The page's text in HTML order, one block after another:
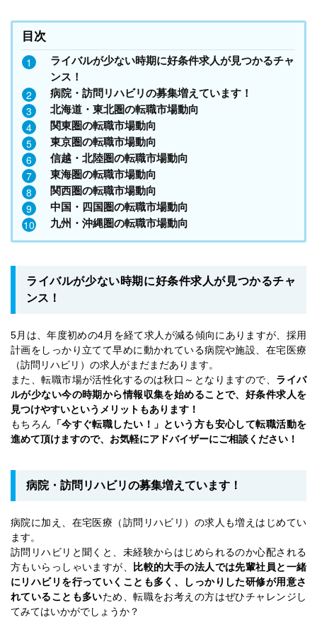
目次
ライバルが少ない時期に好条件求人が見つかるチャ
ンス！
病院・訪問リハビリの募集増えています！
北海道・東北圏の転職市場動向
関東圏の転職市場動向
東京圏の転職市場動向
信越・北陸圏の転職市場動向
東海圏の転職市場動向
関西圏の転職市場動向
中国・四国圏の転職市場動向
九州・沖縄圏の転職市場動向
ライバルが少ない時期に好条件求人が見つかるチャ
ンス！
5月は、年度初めの4月を経て求人が減る傾向にありますが、採用
計画をしっかり立てて早めに動かれている病院や施設、在宅医療
（訪問リハビリ）の求人がまだまだあります。
また、転職市場が活性化するのは秋口～となりますので、 ライバ
ルが少ない今の時期から情報収集を始めることで、好条件求人を
見つけやすいというメリットもあります！
もちろん
「今すぐ転職したい！」という方も安心して転職活動を
進めて頂けますので、お気軽にアドバイザーにご相談ください！
病院・訪問リハビリの募集増えています！
病院に加え、在宅医療（訪問リハビリ）の求人も増えはじめてい
ます。
訪問リハビリと聞くと、未経験からはじめられるのか心配される
方もいらっしゃいますが、
比較的大手の法人では先輩社員と一緒
にリハビリを行っていくことも多く、しっかりした研修が用意さ
れていることも多いため、転職をお考えの方はぜひチャレンジし
てみてはいかがでしょうか？